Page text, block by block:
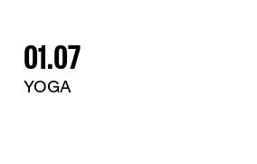
01.07
YOGA